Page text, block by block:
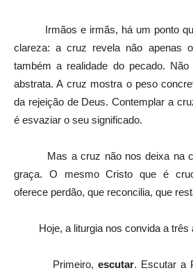
Irmãos e irmãs, há um ponto
clareza: a cruz revela não apenas
também a realidade do pecado.
abstrata. A cruz mostra o peso
da rejeição de Deus. Contemplar a
é esvaziar o seu significado.
Mas a cruz não nos deixa na
graça. O mesmo Cristo que é
oferece perdão, que reconcilia, que
Hoje, a liturgia nos convida a três
Primeiro, escutar. Escutar a